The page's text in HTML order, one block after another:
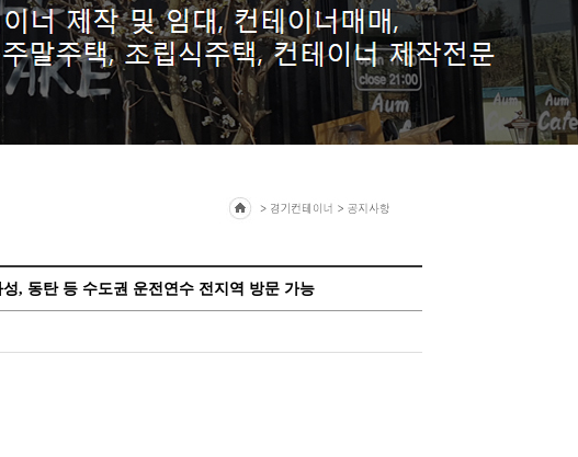
, 동탄 등 수도권 운전연수 전지역 방문 가능